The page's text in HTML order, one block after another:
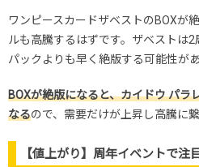
ワンピースカードザベストのBOXが
ルも高騰するはずです。ザベストは
パックよりも早く絶版する可能性があ
BOXが絶版になると、カイドウ パラ
なるので、需要だけが上昇し高騰に
【値上がり】周年イベントで注